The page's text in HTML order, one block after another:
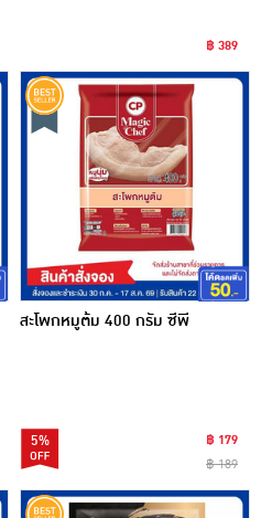
฿ 389
สะโพกหมูต้ม 400 กรัม ซีพี
5%
฿ 179
฿ 189